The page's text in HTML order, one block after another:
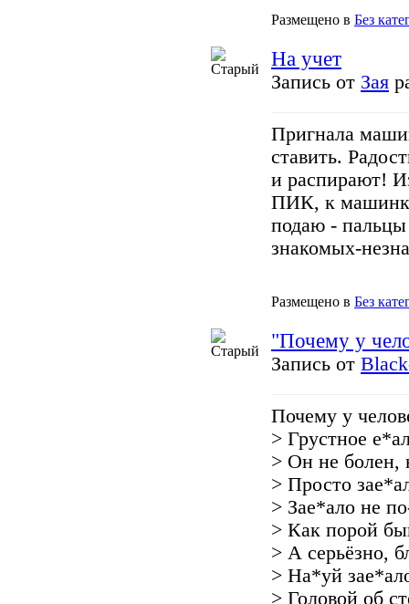
Размещено в Без
На учет
Запись от Зая
Пригнала
ставить.
и распирают!
ПИК, к
подаю - пальцы
знакомых-
Размещено в Без
"Почему у
Запись от
Почему у
> Грустное
> Он не болен,
> Просто
> Зае*ало не
> Как порой
> А серьёзно,
> На*уй
> Головой об